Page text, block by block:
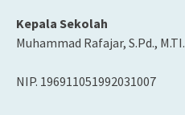
Kepala Sekolah
Muhammad Rafajar, S.Pd., M.TI.
NIP. 196911051992031007